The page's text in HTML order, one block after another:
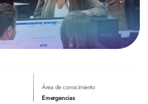
Área de conocimiento
Emergencias